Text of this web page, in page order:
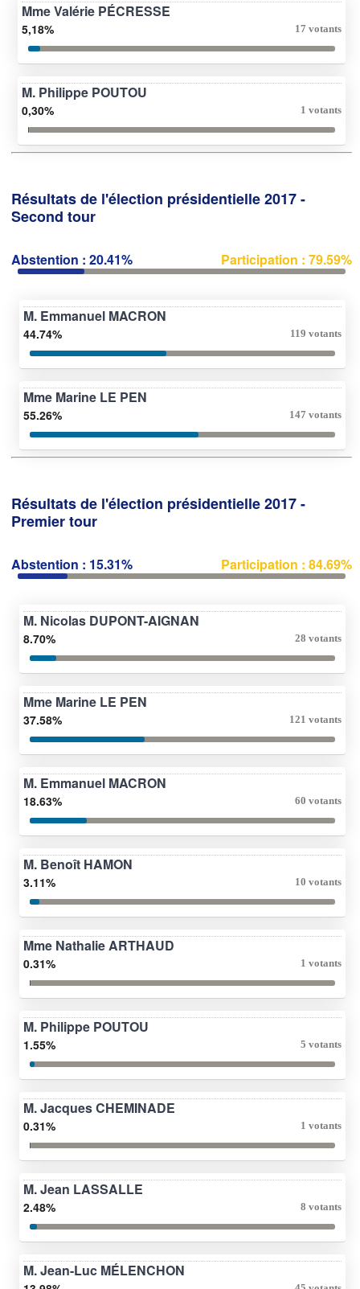
Mme Valérie PÉCRESSE
5,18% 17 votants
M. Philippe POUTOU
0,30% 1 votants
Résultats de l'élection présidentielle 2017 -
Second tour
Abstention : 20.41% Participation : 79.59%
M. Emmanuel MACRON
44.74% 119 votants
Mme Marine LE PEN
55.26% 147 votants
Résultats de l'élection présidentielle 2017 -
Premier tour
Abstention : 15.31% Participation : 84.69%
M. Nicolas DUPONT-AIGNAN
8.70% 28 votants
Mme Marine LE PEN
37.58% 121 votants
M. Emmanuel MACRON
18.63% 60 votants
M. Benoît HAMON
3.11% 10 votants
Mme Nathalie ARTHAUD
0.31% 1 votants
M. Philippe POUTOU
1.55% 5 votants
M. Jacques CHEMINADE
0.31% 1 votants
M. Jean LASSALLE
2.48% 8 votants
M. Jean-Luc MÉLENCHON